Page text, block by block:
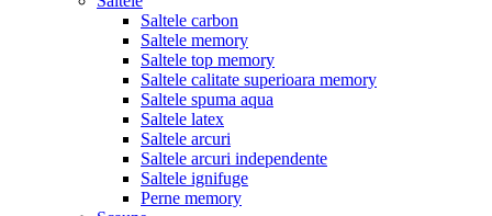
Saltele carbon
Saltele memory
Saltele top memory
Saltele calitate superioara memory
Saltele spuma aqua
Saltele latex
Saltele arcuri
Saltele arcuri independente
Saltele ignifuge
Perne memory